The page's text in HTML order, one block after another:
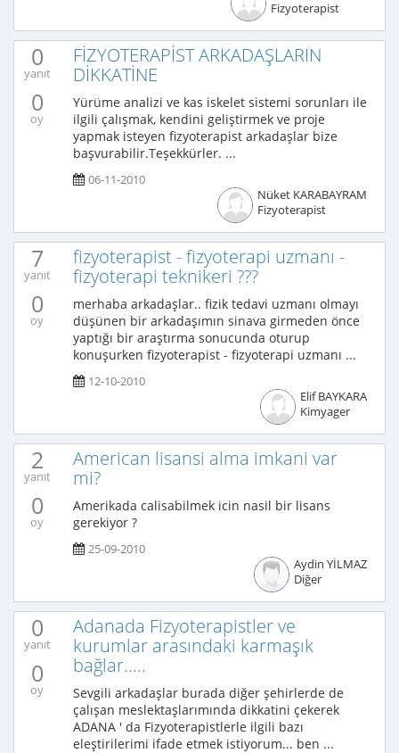
Fizyoterapist
0
yanıt
0
oy
FİZYOTERAPİST ARKADAŞLARIN
DİKKATİNE
Yürüme analizi ve kas iskelet sistemi sorunları ile
ilgili çalışmak, kendini geliştirmek ve proje
yapmak isteyen fizyoterapist arkadaşlar bize
başvurabilir.Teşekkürler. ...
06-11-2010
Nüket KARABAYRAM
Fizyoterapist
7
yanıt
0
oy
fizyoterapist - fizyoterapi uzmanı -
fizyoterapi teknikeri ???
merhaba arkadaşlar.. fizik tedavi uzmanı olmayı
düşünen bir arkadaşımın sinava girmeden önce
yaptığı bir araştırma sonucunda oturup
konuşurken fizyoterapist - fizyoterapi uzmanı ...
12-10-2010
Elif BAYKARA
Kimyager
2
yanıt
0
oy
American lisansi alma imkani var
mi?
Amerikada calisabilmek icin nasil bir lisans
gerekiyor ?
25-09-2010
Aydin YİLMAZ
Diğer
0
yanıt
0
oy
Adanada Fizyoterapistler ve
kurumlar arasındaki karmaşık
bağlar.....
Sevgili arkadaşlar burada diğer şehirlerde de
çalışan meslektaşlarımında dikkatini çekerek
ADANA ' da Fizyoterapistlerle ilgili bazı
eleştirilerimi ifade etmek istiyorum... ben ...